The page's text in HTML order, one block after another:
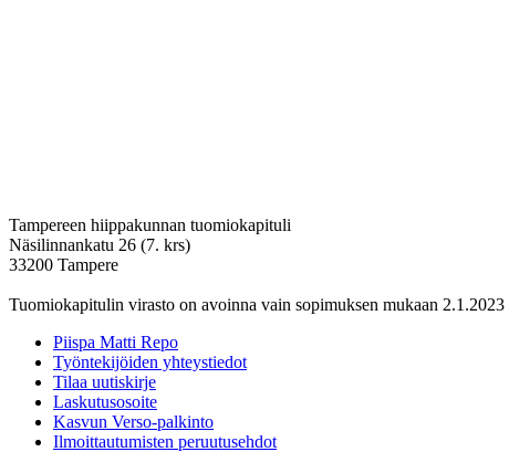
Tampereen hiippakunnan tuomiokapituli
Näsilinnankatu 26 (7. krs)
33200 Tampere
Tuomiokapitulin virasto on avoinna vain sopimuksen mukaan
Piispa Matti Repo
Työntekijöiden yhteystiedot
Tilaa uutiskirje
Laskutusosoite
Kasvun Verso-palkinto
Ilmoittautumisten peruutusehdot